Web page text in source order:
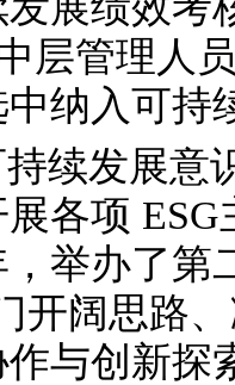
层管理人
纳入可持
续发展意
各项
举办了第
开阔思路
与创新探